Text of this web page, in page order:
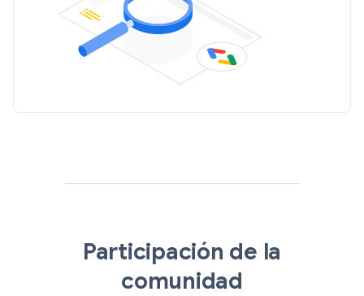
Participación de la
comunidad